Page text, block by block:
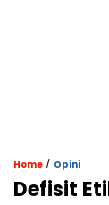
Home / Opini
Defisit